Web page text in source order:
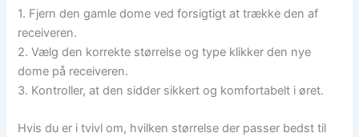
1. Fjern den gamle dome ved forsigtigt at trække den af
receiveren.
2. Vælg den korrekte størrelse og type klikker den nye
dome på receiveren.
3. Kontroller, at den sidder sikkert og komfortabelt i øret.
Hvis du er i tvivl om, hvilken størrelse der passer bedst til